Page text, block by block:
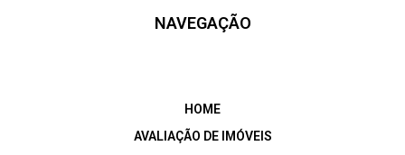
NAVEGAÇÃO
HOME
AVALIAÇÃO DE IMÓVEIS